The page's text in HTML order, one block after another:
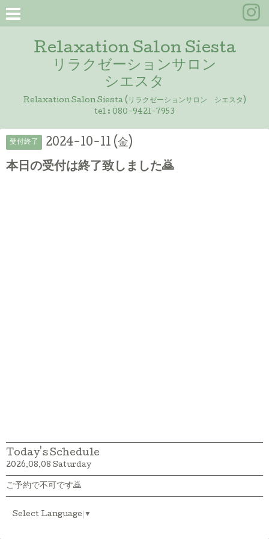
Relaxation Salon Siesta
リラクゼーションサロン
シエスタ
Relaxation Salon Siesta (リラクゼーションサロン シエスタ)
tel : 080-9421-7953
受付終了 2024-10-11 (金)
本日の受付は終了致しました🙇
Today's Schedule
2026.08.08 Saturday
ご予約で不可です🙇
Select Language ▼